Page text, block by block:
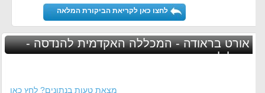
לחצו כאן לקריאת הביקורת המלאה
אורט בראודה - המכללה האקדמית להנדסה -
מסלולים נוספים
מצאת טעות בנתונים? לחץ כאן